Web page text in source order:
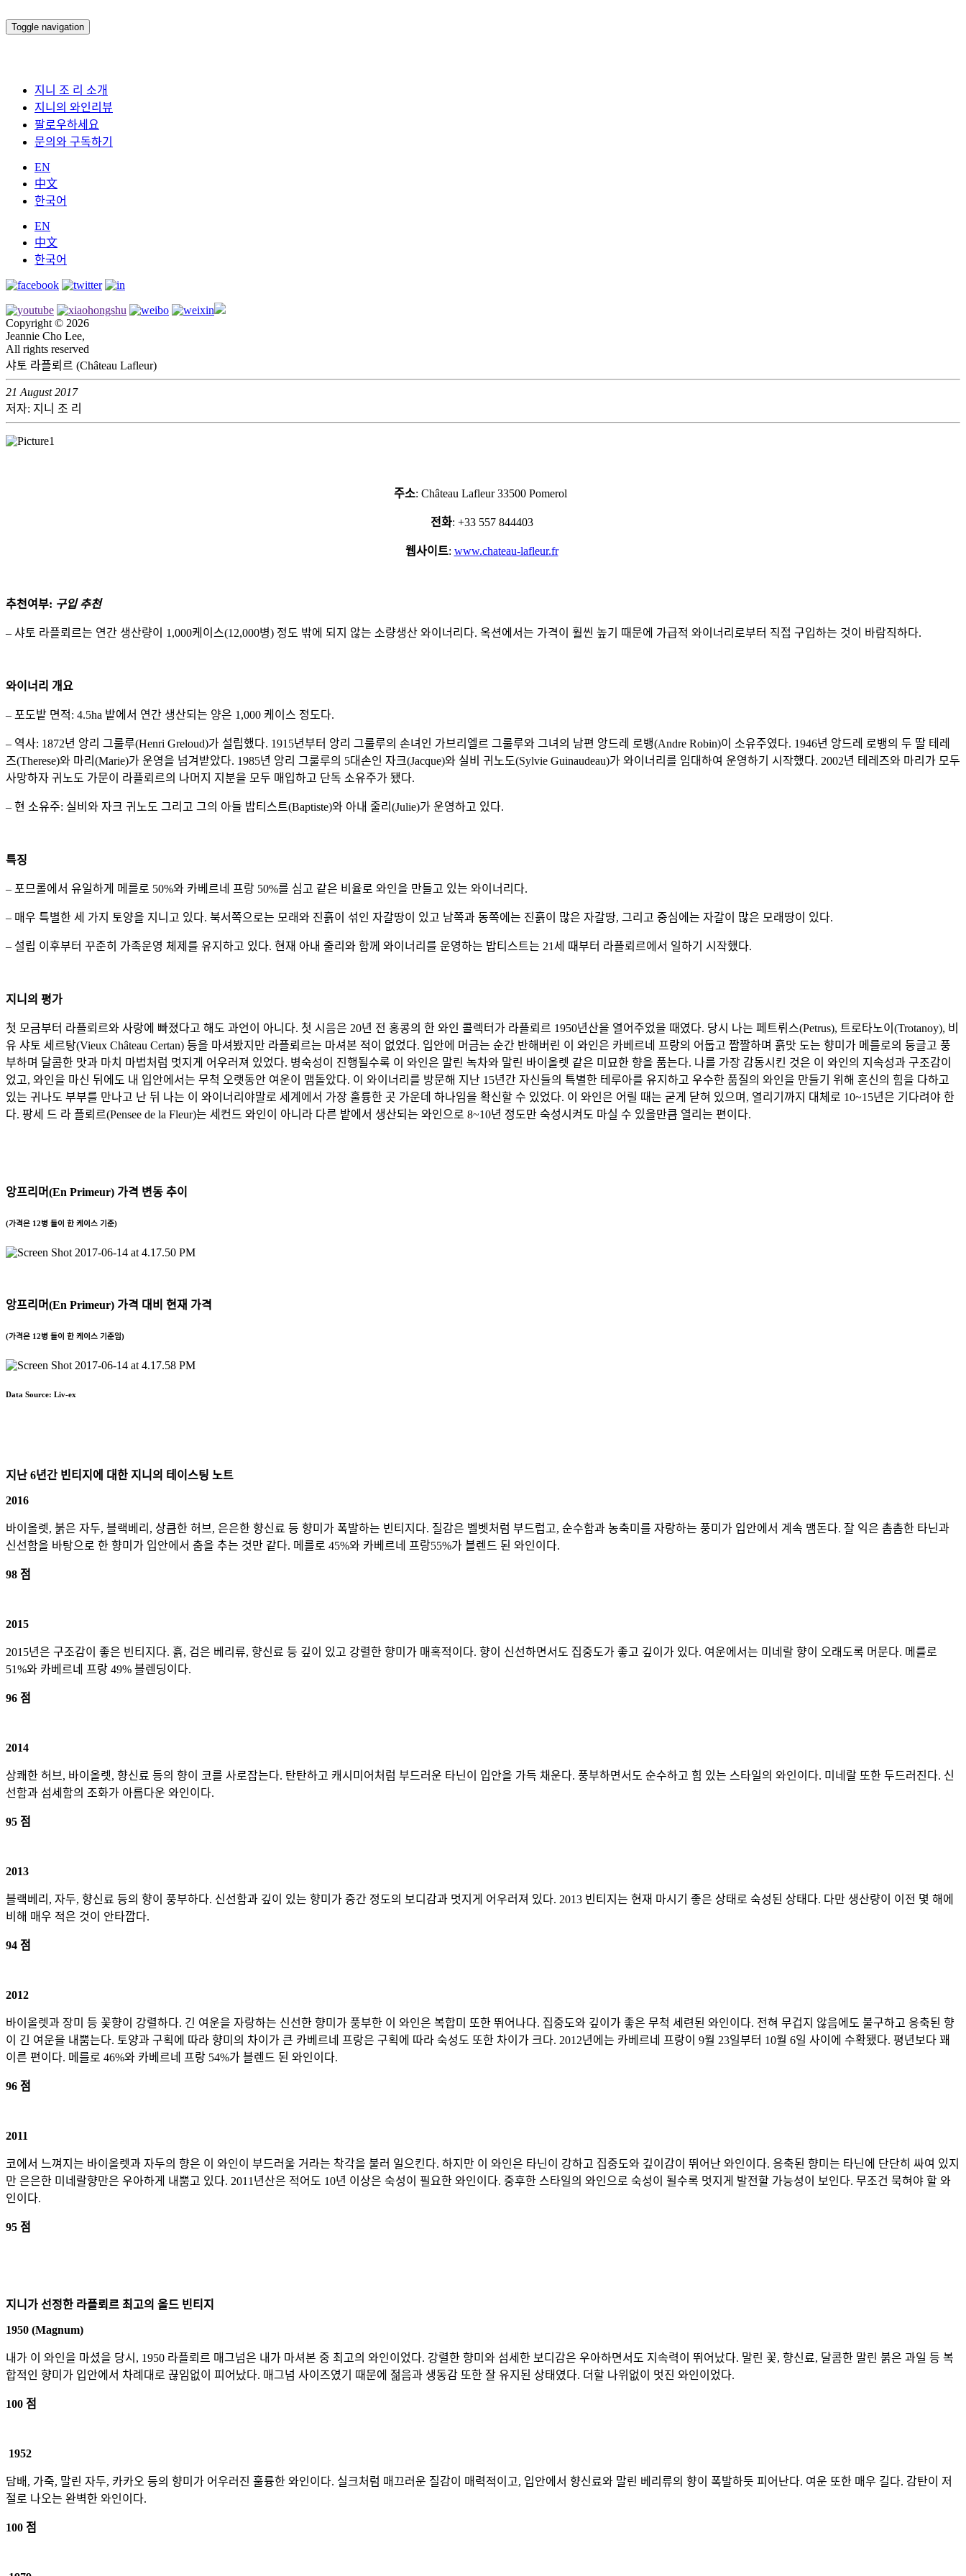
Toggle navigation
지니 조 리 소개
지니의 와인리뷰
팔로우하세요
문의와 구독하기
EN
中文
한국어
EN
中文
한국어
Copyright © 2026
Jeannie Cho Lee,
All rights reserved
샤토 라플뢰르 (Château Lafleur)
21 August 2017
저자: 지니 조 리
주소: Château Lafleur 33500 Pomerol
전화: +33 557 844403
웹사이트: www.chateau-lafleur.fr
추천여부: 구입 추천
– 샤토 라플뢰르는 연간 생산량이 1,000케이스(12,000병) 정도 밖에 되지 않는 소량생산 와이너리다. 옥션에서는 가격이 훨씬 높기 때문에 가급적 와이너리로부터 직접 구입하는 것이 바람직하다.
와이너리 개요
– 포도밭 면적: 4.5ha 밭에서 연간 생산되는 양은 1,000 케이스 정도다.
– 역사: 1872년 앙리 그룰루(Henri Greloud)가 설립했다. 1915년부터 앙리 그룰루의 손녀인 가브리엘르 그룰루와 그녀의 남편 앙드레 로뱅(Andre Robin)이 소유주였다. 1946년 앙드레 로뱅의 두 딸 테레
즈(Therese)와 마리(Marie)가 운영을 넘겨받았다. 1985년 앙리 그룰루의 5대손인 자크(Jacque)와 실비 귀노도(Sylvie Guinaudeau)가 와이너리를 임대하여 운영하기 시작했다. 2002년 테레즈와 마리가 모두
사망하자 귀노도 가문이 라플뢰르의 나머지 지분을 모두 매입하고 단독 소유주가 됐다.
– 현 소유주: 실비와 자크 귀노도 그리고 그의 아들 밥티스트(Baptiste)와 아내 줄리(Julie)가 운영하고 있다.
특징
– 포므롤에서 유일하게 메를로 50%와 카베르네 프랑 50%를 심고 같은 비율로 와인을 만들고 있는 와이너리다.
– 매우 특별한 세 가지 토양을 지니고 있다. 북서쪽으로는 모래와 진흙이 섞인 자갈땅이 있고 남쪽과 동쪽에는 진흙이 많은 자갈땅, 그리고 중심에는 자갈이 많은 모래땅이 있다.
– 설립 이후부터 꾸준히 가족운영 체제를 유지하고 있다. 현재 아내 줄리와 함께 와이너리를 운영하는 밥티스트는 21세 때부터 라플뢰르에서 일하기 시작했다.
지니의 평가
첫 모금부터 라플뢰르와 사랑에 빠졌다고 해도 과언이 아니다. 첫 시음은 20년 전 홍콩의 한 와인 콜렉터가 라플뢰르 1950년산을 열어주었을 때였다. 당시 나는 페트뤼스(Petrus), 트로타노이(Trotanoy), 비
유 샤토 세르탕(Vieux Château Certan) 등을 마셔봤지만 라플뢰르는 마셔본 적이 없었다. 입안에 머금는 순간 반해버린 이 와인은 카베르네 프랑의 어둡고 짭짤하며 흙맛 도는 향미가 메를로의 둥글고 풍
부하며 달콤한 맛과 마치 마법처럼 멋지게 어우러져 있었다. 병숙성이 진행될수록 이 와인은 말린 녹차와 말린 바이올렛 같은 미묘한 향을 품는다. 나를 가장 감동시킨 것은 이 와인의 지속성과 구조감이
었고, 와인을 마신 뒤에도 내 입안에서는 무척 오랫동안 여운이 맴돌았다. 이 와이너리를 방문해 지난 15년간 자신들의 특별한 테루아를 유지하고 우수한 품질의 와인을 만들기 위해 혼신의 힘을 다하고
있는 귀나도 부부를 만나고 난 뒤 나는 이 와이너리야말로 세계에서 가장 훌륭한 곳 가운데 하나임을 확신할 수 있었다. 이 와인은 어릴 때는 굳게 닫혀 있으며, 열리기까지 대체로 10~15년은 기다려야 한
다. 팡세 드 라 플뢰르(Pensee de la Fleur)는 세컨드 와인이 아니라 다른 밭에서 생산되는 와인으로 8~10년 정도만 숙성시켜도 마실 수 있을만큼 열리는 편이다.
앙프리머(En Primeur) 가격 변동 추이
(가격은 12병 들이 한 케이스 기준)
앙프리머(En Primeur) 가격 대비 현재 가격
(가격은 12병 들이 한 케이스 기준임)
Data Source: Liv-ex
지난 6년간 빈티지에 대한 지니의 테이스팅 노트
2016
바이올렛, 붉은 자두, 블랙베리, 상큼한 허브, 은은한 향신료 등 향미가 폭발하는 빈티지다. 질감은 벨벳처럼 부드럽고, 순수함과 농축미를 자랑하는 풍미가 입안에서 계속 맴돈다. 잘 익은 촘촘한 타닌과
신선함을 바탕으로 한 향미가 입안에서 춤을 추는 것만 같다. 메를로 45%와 카베르네 프랑55%가 블렌드 된 와인이다.
98 점
2015
2015년은 구조감이 좋은 빈티지다. 흙, 검은 베리류, 향신료 등 깊이 있고 강렬한 향미가 매혹적이다. 향이 신선하면서도 집중도가 좋고 깊이가 있다. 여운에서는 미네랄 향이 오래도록 머문다. 메를로
51%와 카베르네 프랑 49% 블렌딩이다.
96 점
2014
상쾌한 허브, 바이올렛, 향신료 등의 향이 코를 사로잡는다. 탄탄하고 캐시미어처럼 부드러운 타닌이 입안을 가득 채운다. 풍부하면서도 순수하고 힘 있는 스타일의 와인이다. 미네랄 또한 두드러진다. 신
선함과 섬세함의 조화가 아름다운 와인이다.
95 점
2013
블랙베리, 자두, 향신료 등의 향이 풍부하다. 신선함과 깊이 있는 향미가 중간 정도의 보디감과 멋지게 어우러져 있다. 2013 빈티지는 현재 마시기 좋은 상태로 숙성된 상태다. 다만 생산량이 이전 몇 해에
비해 매우 적은 것이 안타깝다.
94 점
2012
바이올렛과 장미 등 꽃향이 강렬하다. 긴 여운을 자랑하는 신선한 향미가 풍부한 이 와인은 복합미 또한 뛰어나다. 집중도와 깊이가 좋은 무척 세련된 와인이다. 전혀 무겁지 않음에도 불구하고 응축된 향
이 긴 여운을 내뿜는다. 토양과 구획에 따라 향미의 차이가 큰 카베르네 프랑은 구획에 따라 숙성도 또한 차이가 크다. 2012년에는 카베르네 프랑이 9월 23일부터 10월 6일 사이에 수확됐다. 평년보다 꽤
이른 편이다. 메를로 46%와 카베르네 프랑 54%가 블렌드 된 와인이다.
96 점
2011
코에서 느껴지는 바이올렛과 자두의 향은 이 와인이 부드러울 거라는 착각을 불러 일으킨다. 하지만 이 와인은 타닌이 강하고 집중도와 깊이감이 뛰어난 와인이다. 응축된 향미는 타닌에 단단히 싸여 있지
만 은은한 미네랄향만은 우아하게 내뿜고 있다. 2011년산은 적어도 10년 이상은 숙성이 필요한 와인이다. 중후한 스타일의 와인으로 숙성이 될수록 멋지게 발전할 가능성이 보인다. 무조건 묵혀야 할 와
인이다.
95 점
지니가 선정한 라플뢰르 최고의 올드 빈티지
1950 (Magnum)
내가 이 와인을 마셨을 당시, 1950 라플뢰르 매그넘은 내가 마셔본 중 최고의 와인이었다. 강렬한 향미와 섬세한 보디감은 우아하면서도 지속력이 뛰어났다. 말린 꽃, 향신료, 달콤한 말린 붉은 과일 등 복
합적인 향미가 입안에서 차례대로 끊임없이 피어났다. 매그넘 사이즈였기 때문에 젊음과 생동감 또한 잘 유지된 상태였다. 더할 나위없이 멋진 와인이었다.
100 점
1952
담배, 가죽, 말린 자두, 카카오 등의 향미가 어우러진 훌륭한 와인이다. 실크처럼 매끄러운 질감이 매력적이고, 입안에서 향신료와 말린 베리류의 향이 폭발하듯 피어난다. 여운 또한 매우 길다. 감탄이 저
절로 나오는 완벽한 와인이다.
100 점